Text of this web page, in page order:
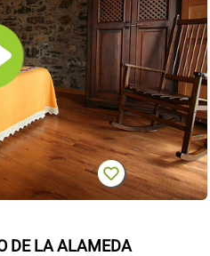
DE LA ALAMEDA